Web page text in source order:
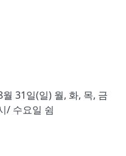
31일(일) 월, 화, 목, 금
/ 수요일 쉼